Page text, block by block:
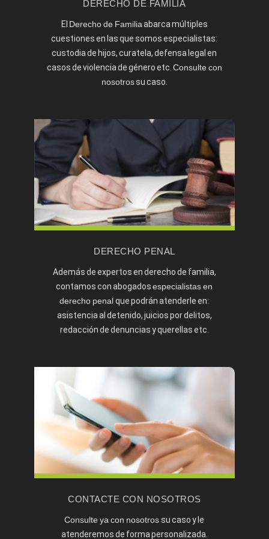
TENGO HIJOS?
SEPARACIÓN Y DIVORCIO. ¿CUÁL ES LA
DIFERENCIA?
Tipos de divorcio
DERECHO DE FAMILIA
El Derecho de Familiaabarca múltiples
cuestiones en las que somos especialistas:
custodia de hijos, curatela, defensa legal en
casos de violencia de género etc. Consulte con
nosotrossu caso.
DERECHO PENAL
Además de expertos en derecho de familia,
contamos con abogadosespecialistas en
derecho penalque podrán atenderle en:
asistencia al detenido, juicios por delitos,
redacción de denuncias y querellas etc.
CONTACTE CON NOSOTROS
Consulte ya con nosotrossu caso y le
atenderemos de forma personalizada.